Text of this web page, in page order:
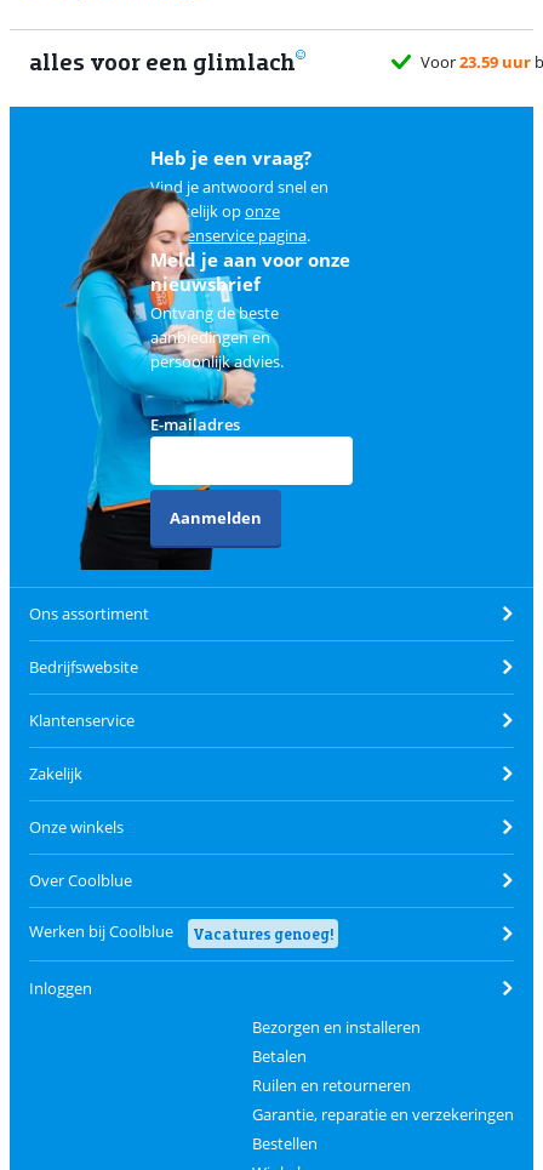
alles voor een glimlach
Heb je een vraag?
Vind je antwoord snel en
makkelijk oponze
klantenservice pagina.
Meld je aan voor onze
nieuwsbrief
Ontvang de beste
aanbiedingen en
persoonlijk advies.
E-mailadres
Aanmelden
Ons assortiment
Bedrijfswebsite
Klantenservice
Zakelijk
Onze winkels
Over Coolblue
Werken bij Coolblue Vacatures genoeg!
Inloggen
Bezorgen en installeren
Betalen
Ruilen en retourneren
Garantie, reparatie en verzekeringen
Bestellen